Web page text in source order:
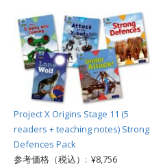
Project X Origins Stage 11 (5
readers + teaching notes) Strong
Defences Pack
参考価格（税込）: ¥8,756